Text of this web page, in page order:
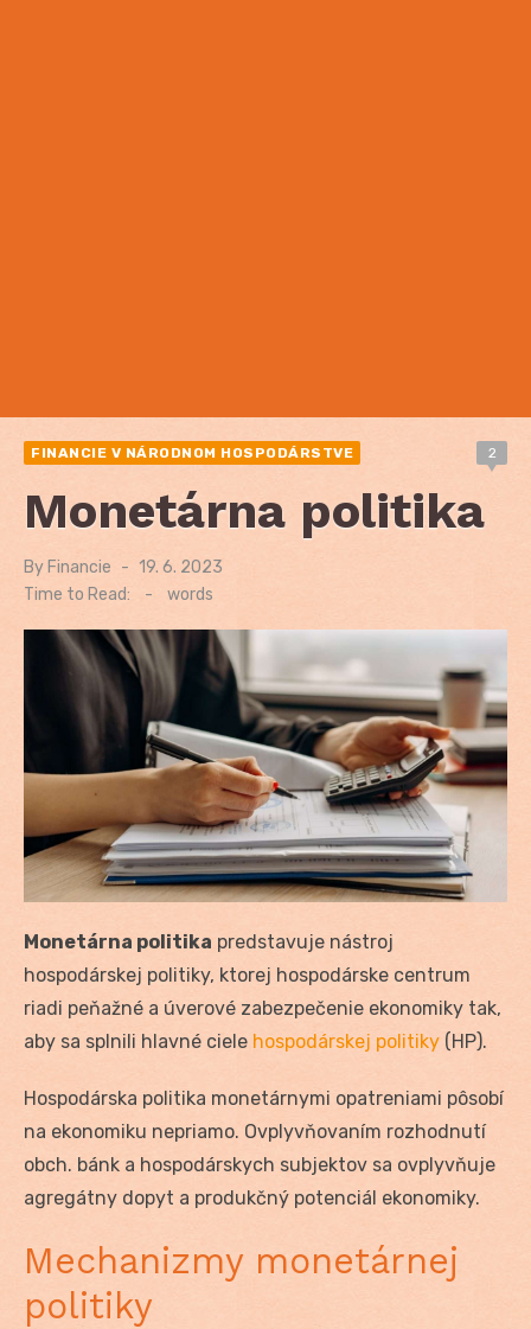
FINANCIE V NÁRODNOM HOSPODÁRSTVE 2
Monetárna politika
By Financie
Posted
19. 6. 2023
Time to Read:
- words
Monetárna politika predstavuje nástroj
hospodárskej politiky, ktorej hospodárske centrum
riadi peňažné a úverové zabezpečenie ekonomiky tak,
aby sa splnili hlavné ciele hospodárskej politiky (HP).
Hospodárska politika monetárnymi opatreniami pôsobí
na ekonomiku nepriamo. Ovplyvňovaním rozhodnutí
obch. bánk a hospodárskych subjektov sa ovplyvňuje
agregátny dopyt a produkčný potenciál ekonomiky.
Mechanizmy monetárnej
politiky